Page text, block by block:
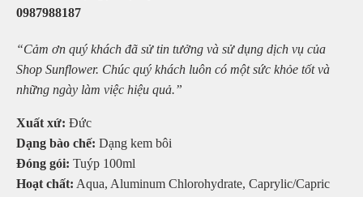
0987988187
“Cảm ơn quý khách đã sử tin tưởng và sử dụng dịch vụ của
Shop Sunflower. Chúc quý khách luôn có một sức khỏe tốt và
những ngày làm việc hiệu quả.”
Xuất xứ: Đức
Dạng bào chế: Dạng kem bôi
Đóng gói: Tuýp 100ml
Hoạt chất: Aqua, Aluminum Chlorohydrate, Caprylic/Capric